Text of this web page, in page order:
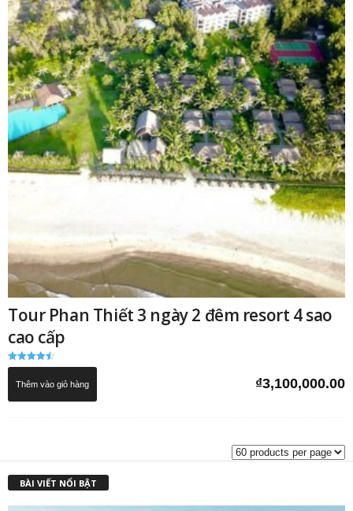
Tour Phan Thiết 3 ngày 2 đêm resort 4 sao
cao cấp
Được xếp
4.50
₫3,100,000.00
Thêm vào giỏ hàng
BÀI VIẾT NỔI BẬT